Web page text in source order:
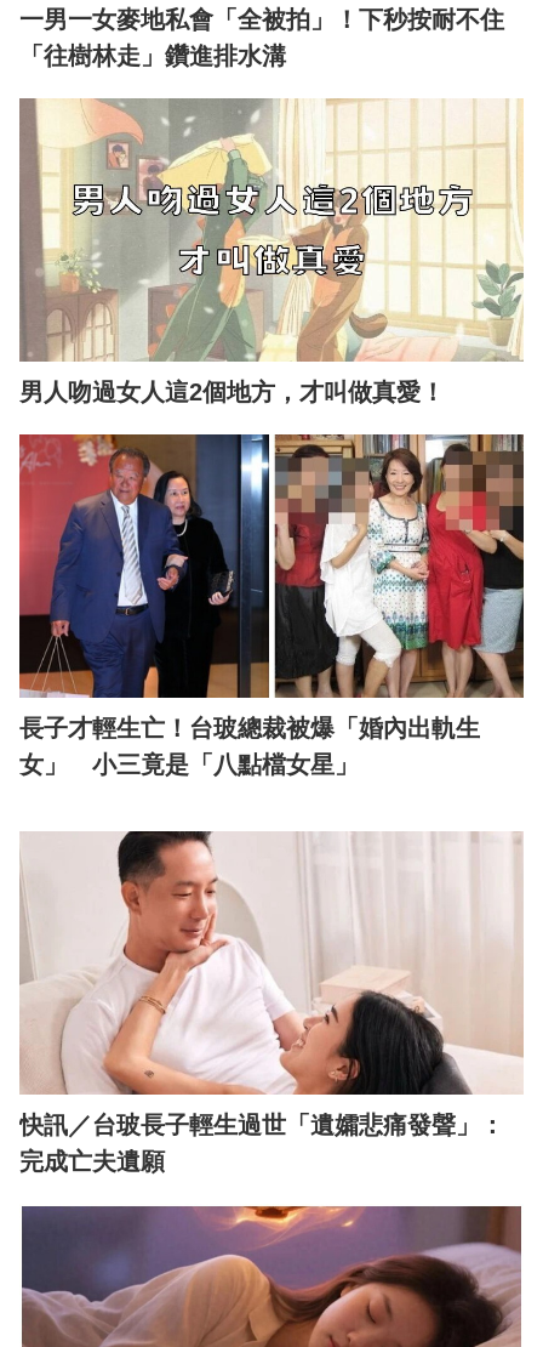
一男一女麥地私會「全被拍」！下秒按耐不住
「往樹林走」鑽進排水溝
男人吻過女人這2個地方，才叫做真愛！
長子才輕生亡！台玻總裁被爆「婚內出軌生
女」 小三竟是「八點檔女星」
快訊／台玻長子輕生過世「遺孀悲痛發聲」：
完成亡夫遺願